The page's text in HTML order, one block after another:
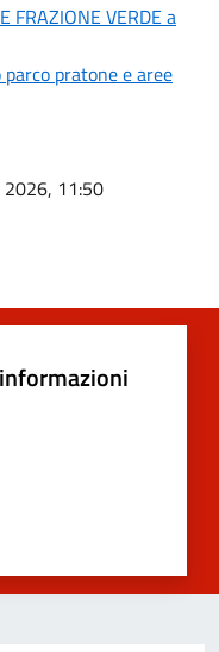
FRAZIONE VERDE a
pratone e aree
2026, 11:50